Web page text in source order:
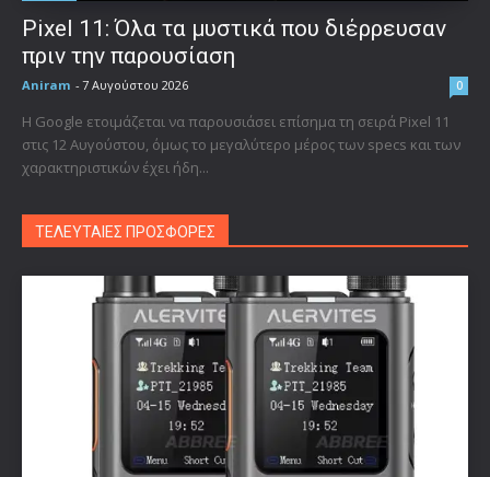
Pixel 11: Όλα τα μυστικά που διέρρευσαν
πριν την παρουσίαση
Aniram - 7 Αυγούστου 2026 0
Η Google ετοιμάζεται να παρουσιάσει επίσημα τη σειρά Pixel 11
στις 12 Αυγούστου, όμως το μεγαλύτερο μέρος των specs και των
χαρακτηριστικών έχει ήδη...
ΤΕΛΕΥΤΑΙΕΣ ΠΡΟΣΦΟΡΕΣ